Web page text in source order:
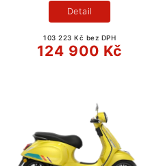
103 223 Kč bez DPH
124 900 Kč
Detail